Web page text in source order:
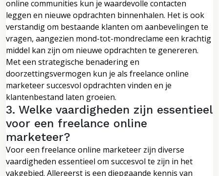
online communities kun je waardevolle contacten
leggen en nieuwe opdrachten binnenhalen. Het is ook
verstandig om bestaande klanten om aanbevelingen te
vragen, aangezien mond-tot-mondreclame een krachtig
middel kan zijn om nieuwe opdrachten te genereren.
Met een strategische benadering en
doorzettingsvermogen kun je als freelance online
marketeer succesvol opdrachten vinden en je
klantenbestand laten groeien.
3. Welke vaardigheden zijn essentieel
voor een freelance online
marketeer?
Voor een freelance online marketeer zijn diverse
vaardigheden essentieel om succesvol te zijn in het
vakgebied. Allereerst is een diepgaande kennis van